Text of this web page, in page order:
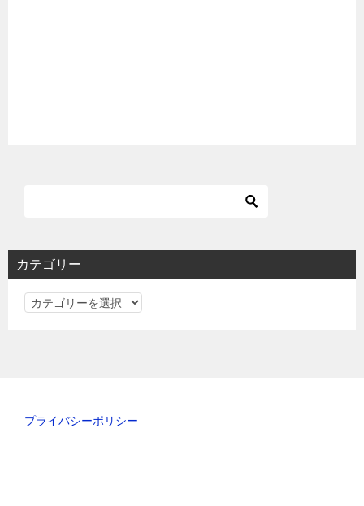
カテゴリー
カ
プライバシーポリシー